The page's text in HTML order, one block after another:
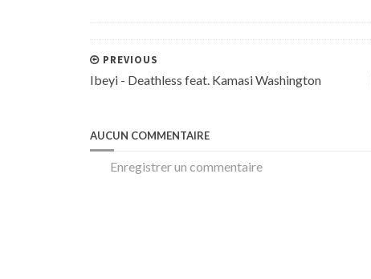
PREVIOUS
Ibeyi - Deathless feat. Kamasi Washington
AUCUN COMMENTAIRE
Enregistrer un commentaire